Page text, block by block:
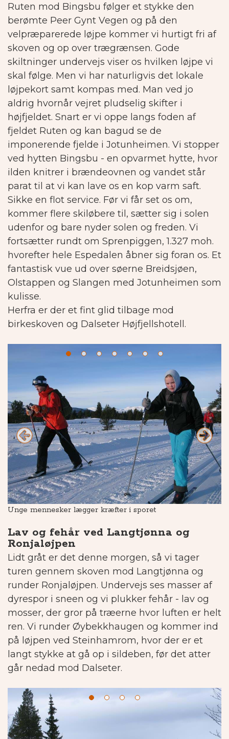
Ruten mod Bingsbu følger et stykke den
berømte Peer Gynt Vegen og på den
velpræparerede løjpe kommer vi hurtigt fri af
skoven og op over trægrænsen. Gode
skiltninger undervejs viser os hvilken løjpe vi
skal følge. Men vi har naturligvis det lokale
løjpekort samt kompas med. Man ved jo
aldrig hvornår vejret pludselig skifter i
højfjeldet. Snart er vi oppe langs foden af
fjeldet Ruten og kan bagud se de
imponerende fjelde i Jotunheimen. Vi stopper
ved hytten Bingsbu - en opvarmet hytte, hvor
ilden knitrer i brændeovnen og vandet står
parat til at vi kan lave os en kop varm saft.
Sikke en flot service. Før vi får set os om,
kommer flere skiløbere til, sætter sig i solen
udenfor og bare nyder solen og freden. Vi
fortsætter rundt om Sprenpiggen, 1.327 moh.
hvorefter hele Espedalen åbner sig foran os. Et
fantastisk vue ud over søerne Breidsjøen,
Olstappen og Slangen med Jotunheimen som
kulisse.
Herfra er der et fint glid tilbage mod
birkeskoven og Dalseter Højfjellshotell.
Unge mennesker lægger kræfter i sporet
Lav og fehår ved Langtjønna og
Ronjaløjpen
Lidt gråt er det denne morgen, så vi tager
turen gennem skoven mod Langtjønna og
runder Ronjaløjpen. Undervejs ses masser af
dyrespor i sneen og vi plukker fehår - lav og
mosser, der gror på træerne hvor luften er helt
ren. Vi runder Øybekkhaugen og kommer ind
på løjpen ved Steinhamrom, hvor der er et
langt stykke at gå op i sildeben, før det atter
går nedad mod Dalseter.